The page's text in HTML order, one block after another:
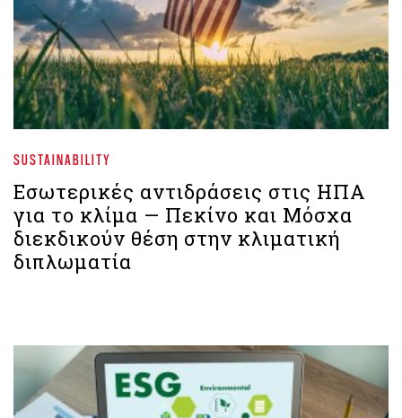
SUSTAINABILITY
Εσωτερικές αντιδράσεις στις ΗΠΑ
για το κλίμα — Πεκίνο και Μόσχα
διεκδικούν θέση στην κλιματική
διπλωματία